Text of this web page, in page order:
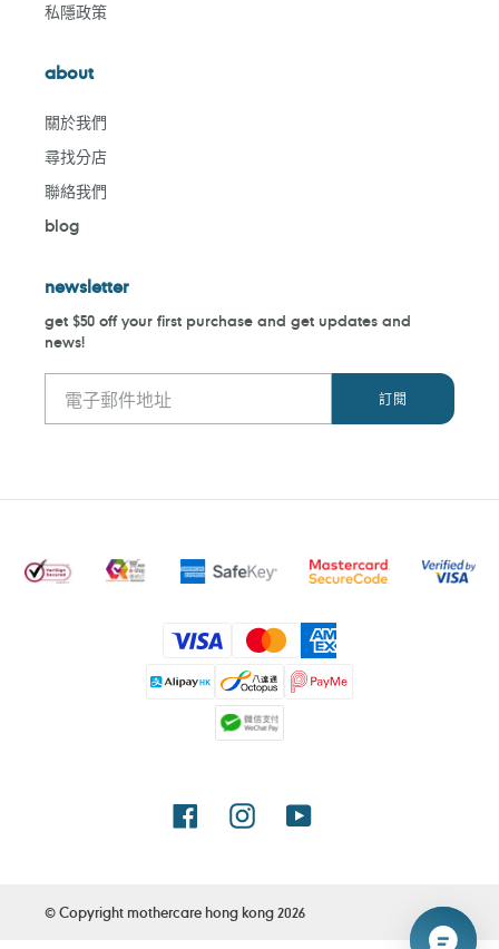
私隱政策
about
關於我們
尋找分店
聯絡我們
blog
newsletter
get $50 off your first purchase and get updates and
news!
付
款
方
式
FacebookInstagramYouTube
© Copyright mothercare hong kong2026